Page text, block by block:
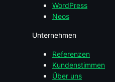
WordPress
Neos
Unternehmen
Referenzen
Kundenstimmen
Über uns